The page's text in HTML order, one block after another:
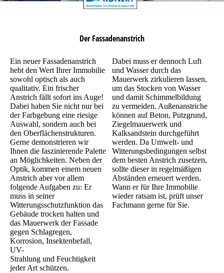
Der Fassadenanstrich
Ein neuer Fassadenanstrich
hebt den Wert Ihrer Immobilie
sowohl optisch als auch
qualitativ. Ein frischer
Anstrich fällt sofort ins Auge!
Dabei haben Sie nicht nur bei
der Farbgebung eine riesige
Auswahl, sondern auch bei
den Oberflächenstrukturen.
Gerne demonstrieren wir
Ihnen die faszinierende Palette
an Möglichkeiten. Neben der
Optik, kommen einem neuen
Anstrich aber vor allem
folgende Aufgaben zu: Er
muss in seiner
Witterungsschutzfunktion das
Gebäude trocken halten und
das Mauerwerk der Fassade
gegen Schlagregen,
Korrosion, Insektenbefall,
UV-
Strahlung und Feuchtigkeit
jeder Art schützen.
Dabei muss er dennoch Luft
und Wasser durch das
Mauerwerk zirkulieren lassen,
um das Stocken von Wasser
und damit Schimmelbildung
zu vermeiden. Außenanstriche
können auf Beton, Putzgrund,
Ziegelmauerwerk und
Kalksandstein durchgeführt
werden. Da Umwelt- und
Witterungsbedingungen selbst
dem besten Anstrich zusetzen,
sollte dieser in regelmäßigen
Abständen erneuert werden.
Wann er für Ihre Immobilie
wieder ratsam ist, prüft unser
Fachmann gerne für Sie.